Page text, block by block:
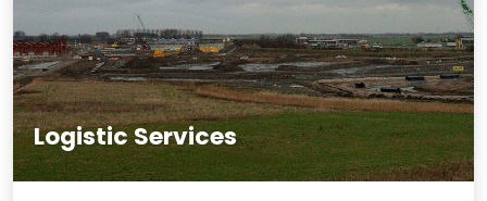
Logistic Services